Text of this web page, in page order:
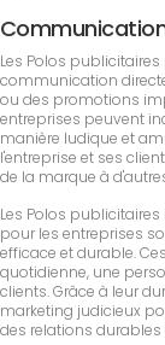
Les Polos
communication
ou des promotions
entreprises peuvent
manière ludique et
l'entreprise et ses
de la marque à
Les Polos
pour les entreprises
efficace et durable.
quotidienne, une
clients. Grâce à leur
marketing judicieux
des relations durables